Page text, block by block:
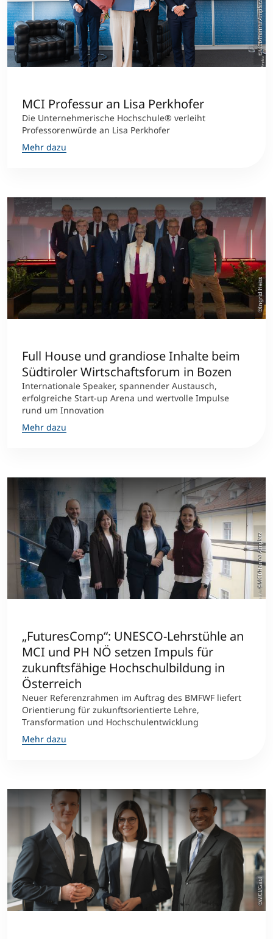
©MCI/Hanna Amplatz
MCI Professur an Lisa Perkhofer
Die Unternehmerische Hochschule® verleiht
Professorenwürde an Lisa Perkhofer
Mehr dazu
©Ingrid Heiss
Full House und grandiose Inhalte beim
Südtiroler Wirtschaftsforum in Bozen
Internationale Speaker, spannender Austausch,
erfolgreiche Start-up Arena und wertvolle Impulse
rund um Innovation
Mehr dazu
©MCI/Hanna Amplatz
„FuturesComp“: UNESCO-Lehrstühle an
MCI und PH NÖ setzen Impuls für
zukunftsfähige Hochschulbildung in
Österreich
Neuer Referenzrahmen im Auftrag des BMFWF liefert
Orientierung für zukunftsorientierte Lehre,
Transformation und Hochschulentwicklung
Mehr dazu
©MCI/Gabl